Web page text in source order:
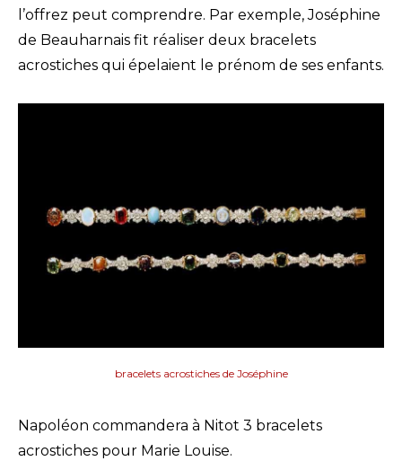
l’offrez peut comprendre. Par exemple, Joséphine
de Beauharnais fit réaliser deux bracelets
acrostiches qui épelaient le prénom de ses enfants.
bracelets acrostiches de Joséphine
Napoléon commandera à Nitot 3 bracelets
acrostiches pour Marie Louise.